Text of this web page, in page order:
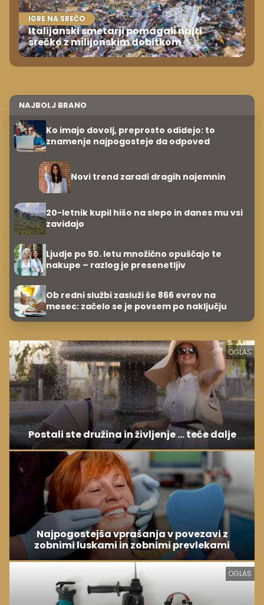
IGRE NA SREČO
Italijanski smetarji pomagali najti
srečko z milijonskim dobitkom
NAJBOLJ BRANO
Ko imajo dovolj, preprosto odidejo: to
znamenje najpogosteje da odpoved
Novi trend zaradi dragih najemnin
20-letnik kupil hišo na slepo in danes mu vsi
zavidajo
Ljudje po 50. letu množično opuščajo te
nakupe – razlog je presenetljiv
Ob redni službi zasluži še 866 evrov na
mesec: začelo se je povsem po naključju
OGLAS
Postali ste družina in življenje ... teče dalje
Najpogostejša vprašanja v povezavi z
zobnimi luskami in zobnimi prevlekami
OGLAS